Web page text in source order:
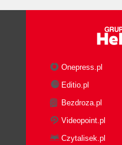
Architektura
Nośnik radiowy
RF i 802.11 (187)
ISM - FH, DS oraz HR/
Technologia
Technologia
(205)
Onepress.pl
Editio.pl
Bezdroza.pl
Videopoint.pl
Czytalisek.pl